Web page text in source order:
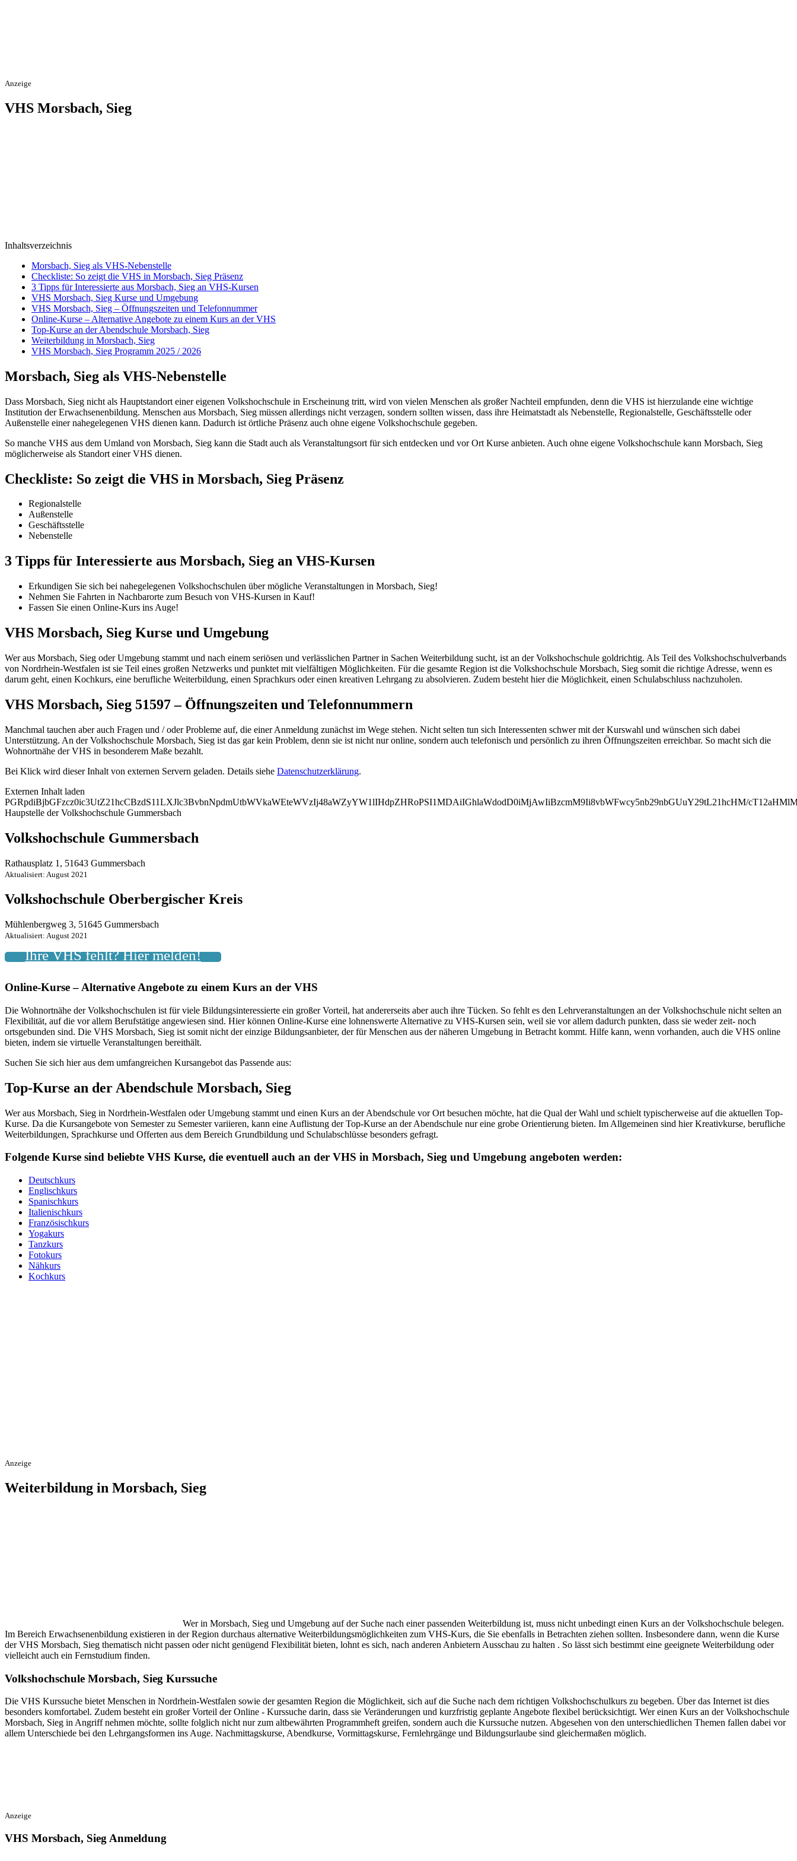
Anzeige
VHS Morsbach, Sieg
Inhaltsverzeichnis
Morsbach, Sieg als VHS-Nebenstelle
Checkliste: So zeigt die VHS in Morsbach, Sieg Präsenz
3 Tipps für Interessierte aus Morsbach, Sieg an VHS-Kursen
VHS Morsbach, Sieg Kurse und Umgebung
VHS Morsbach, Sieg – Öffnungszeiten und Telefonnummer
Online-Kurse – Alternative Angebote zu einem Kurs an der VHS
Top-Kurse an der Abendschule Morsbach, Sieg
Weiterbildung in Morsbach, Sieg
VHS Morsbach, Sieg Programm 2025 / 2026
Morsbach, Sieg als VHS-Nebenstelle
Dass Morsbach, Sieg nicht als Hauptstandort einer eigenen Volkshochschule in Erscheinung tritt, wird von vielen Menschen als großer Nachteil empfunden, denn die VHS ist hierzulande eine wichtige
Institution der Erwachsenenbildung. Menschen aus Morsbach, Sieg müssen allerdings nicht verzagen, sondern sollten wissen, dass ihre Heimatstadt als Nebenstelle, Regionalstelle, Geschäftsstelle oder
Außenstelle einer nahegelegenen VHS dienen kann. Dadurch ist örtliche Präsenz auch ohne eigene Volkshochschule gegeben.
So manche VHS aus dem Umland von Morsbach, Sieg kann die Stadt auch als Veranstaltungsort für sich entdecken und vor Ort Kurse anbieten. Auch ohne eigene Volkshochschule kann Morsbach, Sieg
möglicherweise als Standort einer VHS dienen.
Checkliste: So zeigt die VHS in Morsbach, Sieg Präsenz
Regionalstelle
Außenstelle
Geschäftsstelle
Nebenstelle
3 Tipps für Interessierte aus Morsbach, Sieg an VHS-Kursen
Erkundigen Sie sich bei nahegelegenen Volkshochschulen über mögliche Veranstaltungen in Morsbach, Sieg!
Nehmen Sie Fahrten in Nachbarorte zum Besuch von VHS-Kursen in Kauf!
Fassen Sie einen Online-Kurs ins Auge!
VHS Morsbach, Sieg Kurse und Umgebung
Wer aus Morsbach, Sieg oder Umgebung stammt und nach einem seriösen und verlässlichen Partner in Sachen Weiterbildung sucht, ist an der Volkshochschule goldrichtig. Als Teil des Volkshochschulverbands
von Nordrhein-Westfalen ist sie Teil eines großen Netzwerks und punktet mit vielfältigen Möglichkeiten. Für die gesamte Region ist die Volkshochschule Morsbach, Sieg somit die richtige Adresse, wenn es
darum geht, einen Kochkurs, eine berufliche Weiterbildung, einen Sprachkurs oder einen kreativen Lehrgang zu absolvieren. Zudem besteht hier die Möglichkeit, einen Schulabschluss nachzuholen.
VHS Morsbach, Sieg 51597 – Öffnungszeiten und Telefonnummern
Manchmal tauchen aber auch Fragen und / oder Probleme auf, die einer Anmeldung zunächst im Wege stehen. Nicht selten tun sich Interessenten schwer mit der Kurswahl und wünschen sich dabei
Unterstützung. An der Volkshochschule Morsbach, Sieg ist das gar kein Problem, denn sie ist nicht nur online, sondern auch telefonisch und persönlich zu ihren Öffnungszeiten erreichbar. So macht sich die
Wohnortnähe der VHS in besonderem Maße bezahlt.
Bei Klick wird dieser Inhalt von externen Servern geladen. Details siehe Datenschutzerklärung.
Externen Inhalt laden
PGRpdiBjbGFzcz0ic3UtZ21hcCBzdS11LXJlc3BvbnNpdmUtbWVkaWEteWVzIj48aWZyYW1lIHdpZHRoPSI1MDAiIGhlaWdodD0iMjAwIiBzcmM9Ii8vbWFwcy5nb29nbGUuY29tL21hcHM/
Haupstelle der Volkshochschule Gummersbach
Volkshochschule Gummersbach
Rathausplatz 1, 51643 Gummersbach
Aktualisiert: August 2021
Volkshochschule Oberbergischer Kreis
Mühlenbergweg 3, 51645 Gummersbach
Aktualisiert: August 2021
Ihre VHS fehlt? Hier melden!
Online-Kurse – Alternative Angebote zu einem Kurs an der VHS
Die Wohnortnähe der Volkshochschulen ist für viele Bildungsinteressierte ein großer Vorteil, hat andererseits aber auch ihre Tücken. So fehlt es den Lehrveranstaltungen an der Volkshochschule nicht selten an
Flexibilität, auf die vor allem Berufstätige angewiesen sind. Hier können Online-Kurse eine lohnenswerte Alternative zu VHS-Kursen sein, weil sie vor allem dadurch punkten, dass sie weder zeit- noch
ortsgebunden sind. Die VHS Morsbach, Sieg ist somit nicht der einzige Bildungsanbieter, der für Menschen aus der näheren Umgebung in Betracht kommt. Hilfe kann, wenn vorhanden, auch die VHS online
bieten, indem sie virtuelle Veranstaltungen bereithält.
Suchen Sie sich hier aus dem umfangreichen Kursangebot das Passende aus:
Top-Kurse an der Abendschule Morsbach, Sieg
Wer aus Morsbach, Sieg in Nordrhein-Westfalen oder Umgebung stammt und einen Kurs an der Abendschule vor Ort besuchen möchte, hat die Qual der Wahl und schielt typischerweise auf die aktuellen Top-
Kurse. Da die Kursangebote von Semester zu Semester variieren, kann eine Auflistung der Top-Kurse an der Abendschule nur eine grobe Orientierung bieten. Im Allgemeinen sind hier Kreativkurse, berufliche
Weiterbildungen, Sprachkurse und Offerten aus dem Bereich Grundbildung und Schulabschlüsse besonders gefragt.
Folgende Kurse sind beliebte VHS Kurse, die eventuell auch an der VHS in Morsbach, Sieg und Umgebung angeboten werden:
Deutschkurs
Englischkurs
Spanischkurs
Italienischkurs
Französischkurs
Yogakurs
Tanzkurs
Fotokurs
Nähkurs
Kochkurs
Anzeige
Weiterbildung in Morsbach, Sieg
Wer in Morsbach, Sieg und Umgebung auf der Suche nach einer passenden Weiterbildung ist, muss nicht unbedingt einen Kurs an der Volkshochschule belegen.
Im Bereich Erwachsenenbildung existieren in der Region durchaus alternative Weiterbildungsmöglichkeiten zum VHS-Kurs, die Sie ebenfalls in Betrachten ziehen sollten. Insbesondere dann, wenn die Kurse
der VHS Morsbach, Sieg thematisch nicht passen oder nicht genügend Flexibilität bieten, lohnt es sich, nach anderen Anbietern Ausschau zu halten . So lässt sich bestimmt eine geeignete Weiterbildung oder
vielleicht auch ein Fernstudium finden.
Volkshochschule Morsbach, Sieg Kurssuche
Die VHS Kurssuche bietet Menschen in Nordrhein-Westfalen sowie der gesamten Region die Möglichkeit, sich auf die Suche nach dem richtigen Volkshochschulkurs zu begeben. Über das Internet ist dies
besonders komfortabel. Zudem besteht ein großer Vorteil der Online - Kurssuche darin, dass sie Veränderungen und kurzfristig geplante Angebote flexibel berücksichtigt. Wer einen Kurs an der Volkshochschule
Morsbach, Sieg in Angriff nehmen möchte, sollte folglich nicht nur zum altbewährten Programmheft greifen, sondern auch die Kurssuche nutzen. Abgesehen von den unterschiedlichen Themen fallen dabei vor
allem Unterschiede bei den Lehrgangsformen ins Auge. Nachmittagskurse, Abendkurse, Vormittagskurse, Fernlehrgänge und Bildungsurlaube sind gleichermaßen möglich.
Anzeige
VHS Morsbach, Sieg Anmeldung